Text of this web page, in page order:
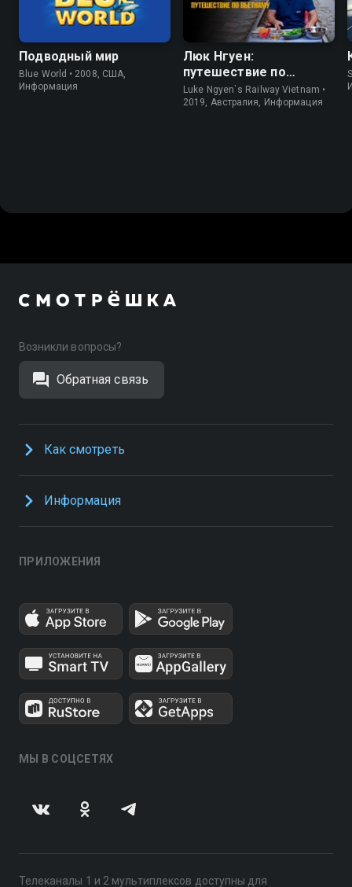
Подводный мир
Blue World • 2008, США,
Информация
Люк Нгуен:
путешествие по
Вьетнаму
Luke Ngyen`s Railway Vietnam •
2019, Австралия, Информация
Возникли вопросы?
Обратная связь
Как смотреть
Информация
ПРИЛОЖЕНИЯ
МЫ В СОЦСЕТЯХ
Телеканалы 1 и 2 мультиплексов доступны для